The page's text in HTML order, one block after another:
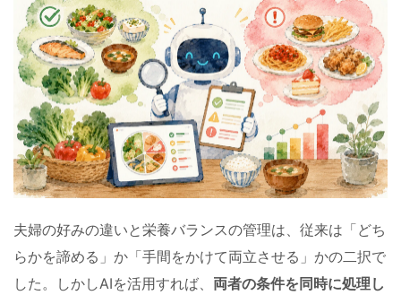
夫婦の好みの違いと栄養バランスの管理は、従来は「どち
らかを諦める」か「手間をかけて両立させる」かの二択で
した。しかしAIを活用すれば、 両者の条件を同時に処理し